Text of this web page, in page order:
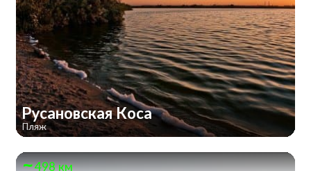
Русановская Коса
Пляж
498 км